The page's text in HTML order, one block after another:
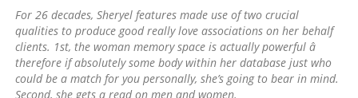
For 26 decades, Sheryel features made use of two crucial
qualities to produce good really love associations on her behalf
clients. 1st, the woman memory space is actually powerful â
therefore if absolutely some body within her database just who
could be a match for you personally, she’s going to bear in mind.
Second, she gets a read on men and women.